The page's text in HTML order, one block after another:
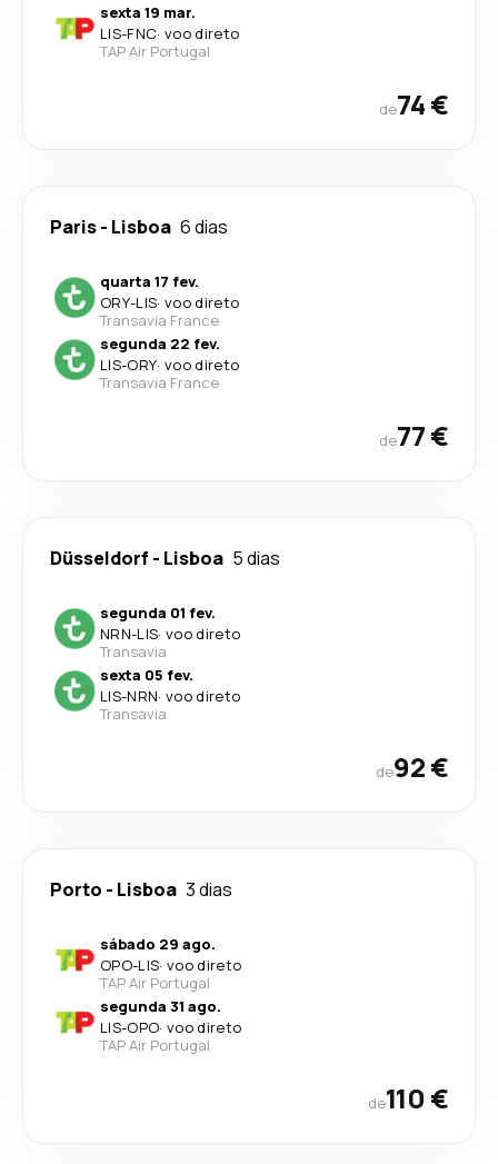
sexta 19 mar.
LIS-FNC· voo direto
TAP Air Portugal
de74 €
Paris- Lisboa 6 dias
quarta 17 fev.
ORY-LIS· voo direto
Transavia France
segunda 22 fev.
LIS-ORY· voo direto
Transavia France
de77 €
Düsseldorf - Lisboa 5 dias
segunda 01 fev.
NRN-LIS· voo direto
Transavia
sexta 05 fev.
LIS-NRN· voo direto
Transavia
de92 €
Porto - Lisboa 3 dias
sábado 29 ago.
OPO-LIS· voo direto
TAP Air Portugal
segunda 31 ago.
LIS-OPO· voo direto
TAP Air Portugal
de110 €